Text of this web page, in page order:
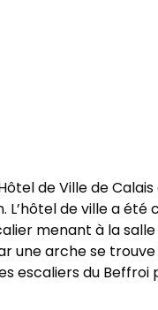
de Ville de
L’hôtel de ville a
menant à la
une arche se
escaliers du